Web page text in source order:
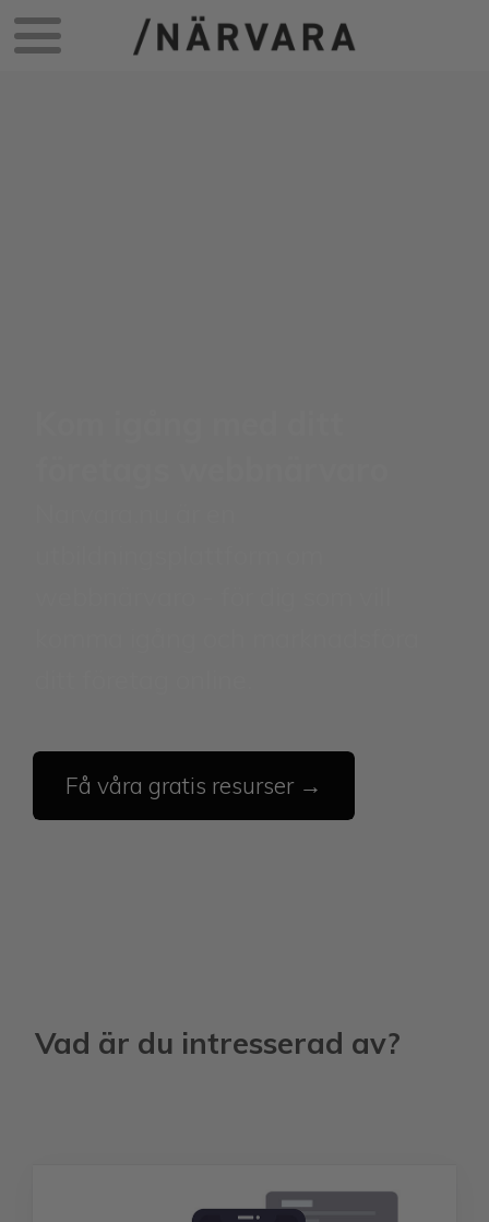
Få våra gratis resurser →
Vad är du intresserad av?